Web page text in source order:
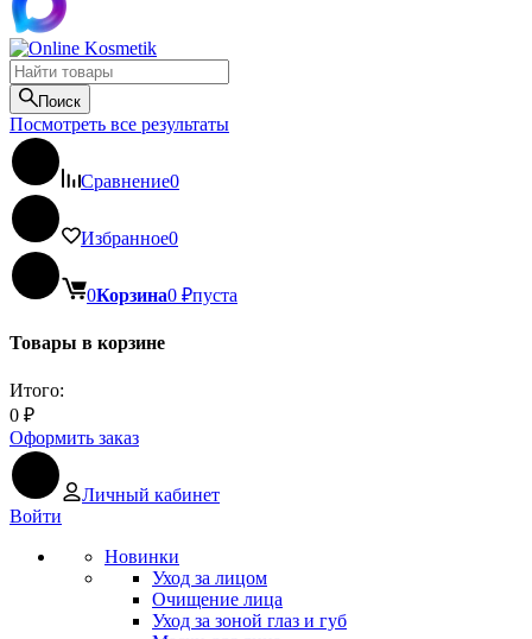
Поиск
Посмотреть все результаты
Сравнение0
Избранное0
0Корзина0 ₽пуста
Товары в корзине
Итого:
0 ₽
Оформить заказ
Личный кабинет
Войти
Новинки
Уход за лицом
Очищение лица
Уход за зоной глаз и губ